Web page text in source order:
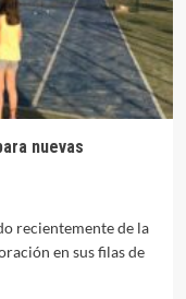
nuevas
recientemente de la
en sus filas de